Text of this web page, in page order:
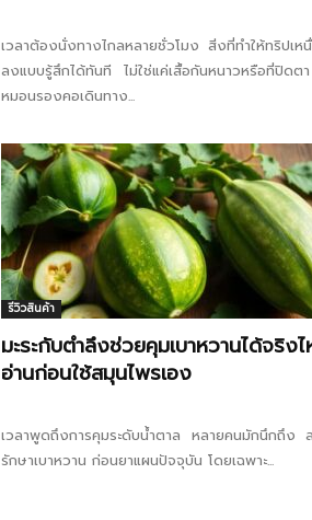
เวลาต้องนั่งทางไกลหลายชั่วโมง สิ่งที่ทำให้ทริปเห
ลงแบบรู้สึกได้ทันที ไม่ใช่แค่เสื้อกันหนาวหรือที่ปิดต
หมอนรองคอเดินทาง...
รีวิวสินค้า
มะระกับตำลึงช่วยคุมเบาหวานได้จริง
อ่านก่อนใช้สมุนไพรเอง
เวลาพูดถึงการคุมระดับน้ำตาล หลายคนมักนึกถึง
รักษาเบาหวาน ก่อนยาแผนปัจจุบัน โดยเฉพาะ...